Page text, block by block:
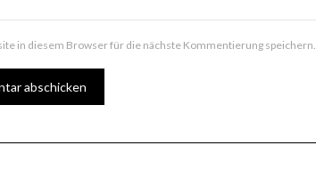
in diesem Browser für die nächste Kommentierung speichern.